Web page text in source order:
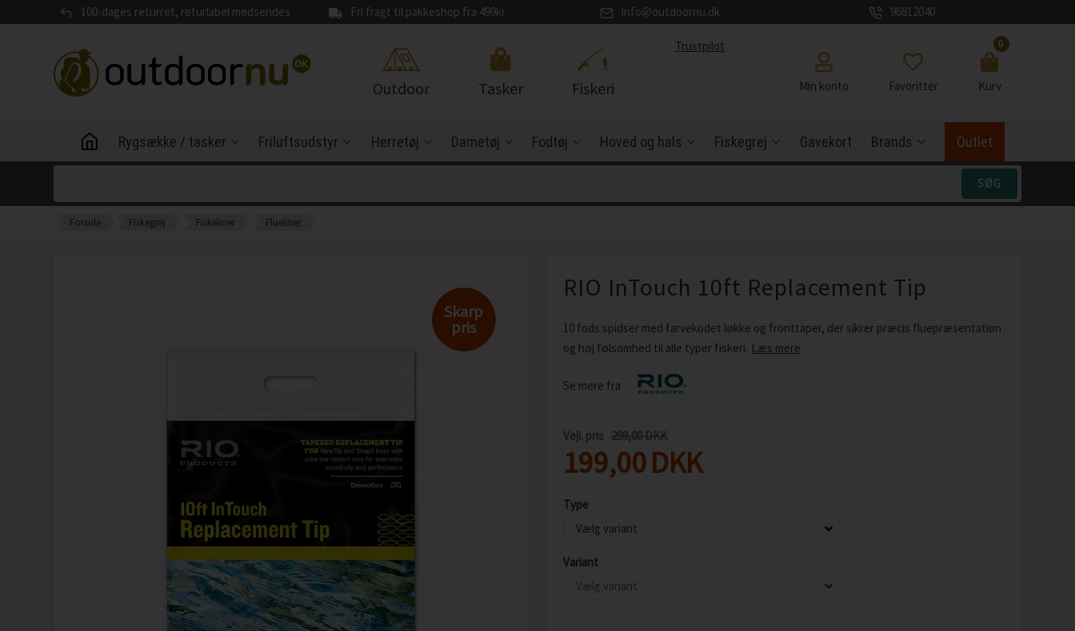
100-dages returret, returlabel medsendes Fri fragt til pakkeshop fra 499kr info@outdoornu.dk 96812040
Outdoor Tasker Fiskeri
Trustpilot
Min konto Favoritter
0
Kurv
Rygsække / tasker Friluftsudstyr Herretøj Dametøj Fodtøj Hoved og hals Fiskegrej Gavekort Brands Outlet
Forside Fiskegrej Fiskeliner Flueliner
Skarp
pris
RIO InTouch 10ft Replacement Tip
10 fods spidser med farvekodet løkke og fronttaper, der sikrer præcis fluepræsentation
og høj følsomhed til alle typer fiskeri. Læs mere
Se mere fra
Vejl. pris 299,00 DKK
199,00DKK
Type
Variant